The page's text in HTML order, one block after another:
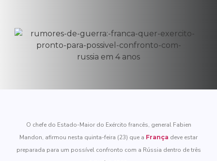
O chefe do Estado-Maior do Exército francês, general Fabien
Mandon, afirmou nesta quinta-feira (23) que a França deve estar
preparada para um possível confronto com a Rússia dentro de três